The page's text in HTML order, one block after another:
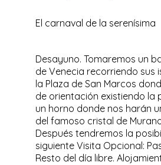
El carnaval de la serenísima
Desayuno. Tomaremos un
de Venecia recorriendo sus
la Plaza de San Marcos
de orientación existiendo la
un horno donde nos harán
del famoso cristal de
Después tendremos la
siguiente Visita Opcional:
Resto del día libre.